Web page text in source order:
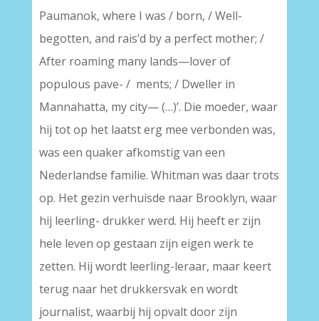
Paumanok, where I was / born, / Well-
begotten, and rais’d by a perfect mother; /
After roaming many lands—lover of
populous pave- / ments; / Dweller in
Mannahatta, my city— (…)’. Die moeder, waar
hij tot op het laatst erg mee verbonden was,
was een quaker afkomstig van een
Nederlandse familie. Whitman was daar trots
op. Het gezin verhuisde naar Brooklyn, waar
hij leerling- drukker werd. Hij heeft er zijn
hele leven op gestaan zijn eigen werk te
zetten. Hij wordt leerling-leraar, maar keert
terug naar het drukkersvak en wordt
journalist, waarbij hij opvalt door zijn